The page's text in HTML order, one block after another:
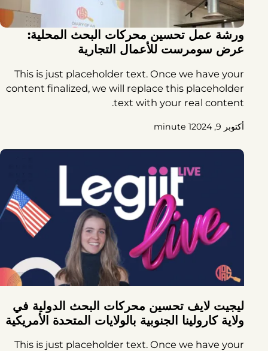
ورشة عمل تحسين محركات البحث المحلية:
عرض سومرست للأعمال التجارية
This is just placeholder text. Once we have your
content finalized, we will replace this placeholder
text with your real content.
أكتوبر 9, 2024 1 minute
ليجيت لايف تحسين محركات البحث الدولية في
ولاية كارولينا الجنوبية بالولايات المتحدة الأمريكية
This is just placeholder text. Once we have your